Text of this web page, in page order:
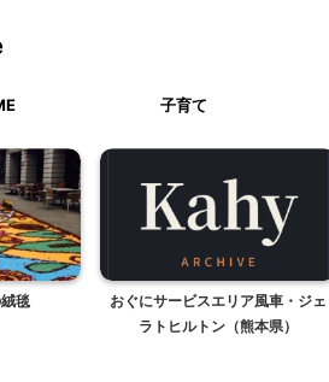
子育て
車・ジェ
成田空港へ。成田空港で。